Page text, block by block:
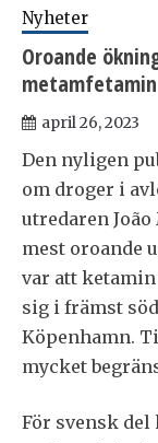
Nyheter
Oroande
metamfetamin
april 26, 2023
Den nyligen
om droger i
utredaren
mest oroande
var att
sig i främst
Köpenhamn.
mycket
För svensk del